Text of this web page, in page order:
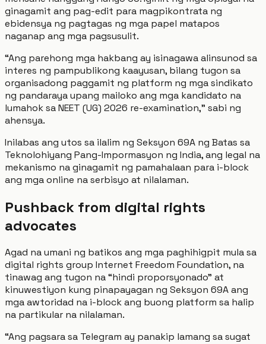
ginagamit ang pag-edit para magpikontrata ng
ebidensya ng pagtagas ng mga papel matapos
naganap ang mga pagsusulit.
“Ang parehong mga hakbang ay isinagawa alinsunod sa
interes ng pampublikong kaayusan, bilang tugon sa
organisadong paggamit ng platform ng mga sindikato
ng pandaraya upang mailoko ang mga kandidato na
lumahok sa NEET (UG) 2026 re-examination,” sabi ng
ahensya.
Inilabas ang utos sa ilalim ng Seksyon 69A ng Batas sa
Teknolohiyang Pang-Impormasyon ng India, ang legal na
mekanismo na ginagamit ng pamahalaan para i-block
ang mga online na serbisyo at nilalaman.
Pushback from digital rights
advocates
Agad na umani ng batikos ang mga paghihigpit mula sa
digital rights group Internet Freedom Foundation, na
tinawag ang tugon na “hindi proporsyonado” at
kinuwestiyon kung pinapayagan ng Seksyon 69A ang
mga awtoridad na i-block ang buong platform sa halip
na partikular na nilalaman.
“Ang pagsara sa Telegram ay panakip lamang sa sugat